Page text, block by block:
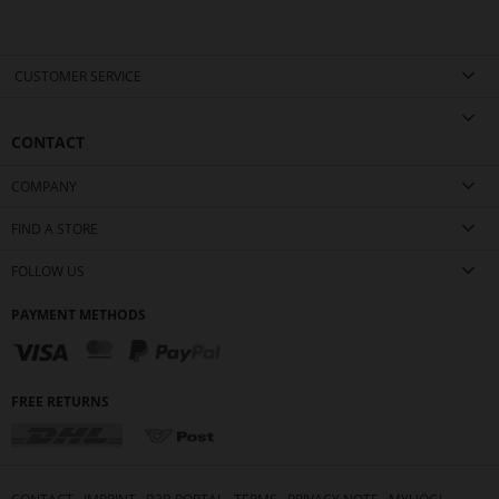
CUSTOMER SERVICE
CONTACT
COMPANY
FIND A STORE
FOLLOW US
PAYMENT METHODS
FREE RETURNS